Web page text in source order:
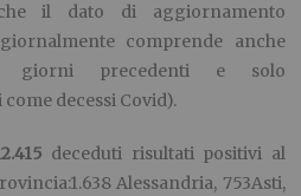
il dato di aggiornamento
comprende anche
giorni precedenti e solo
decessi Covid).
415 deceduti risultati positivi al
Alessandria, 753Asti,